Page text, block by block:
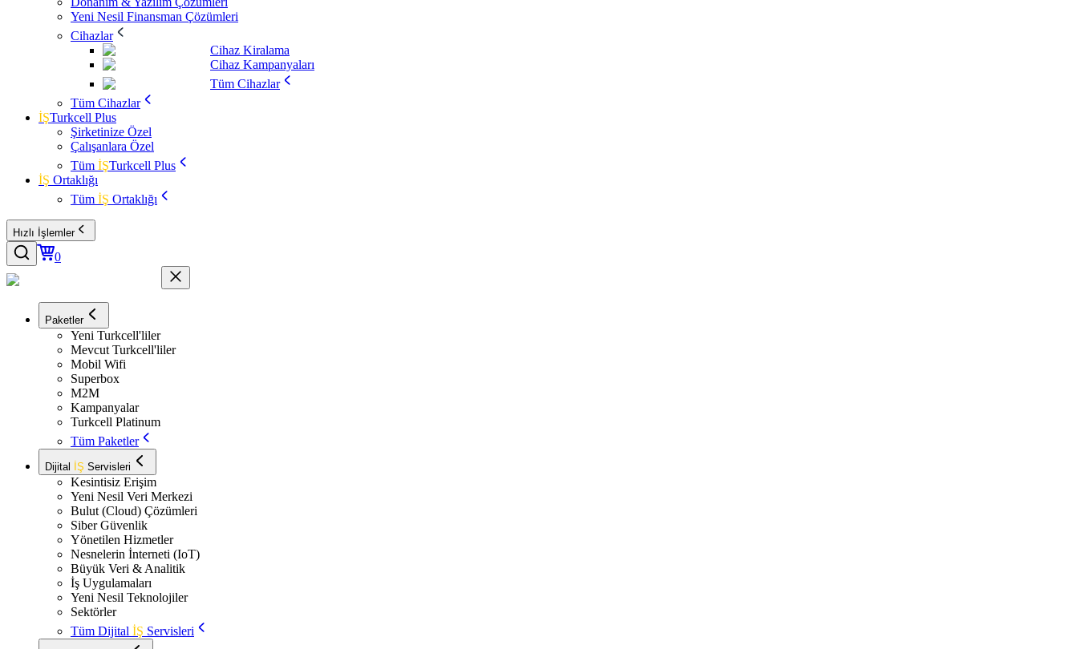
Yeni Nesil Finansman Çözümleri
Cihazlar
Cihaz Kiralama
Cihaz Kampanyaları
Tüm Cihazlar
Tüm Cihazlar
İŞTurkcell Plus
Şirketinize Özel
Çalışanlara Özel
Tüm İŞTurkcell Plus
İŞ Ortaklığı
Tüm İŞ Ortaklığı
Hızlı İşlemler
0
Paketler
Yeni Turkcell'liler
Mevcut Turkcell'liler
Mobil Wifi
Superbox
M2M
Kampanyalar
Turkcell Platinum
Tüm Paketler
Dijital İŞ Servisleri
Kesintisiz Erişim
Yeni Nesil Veri Merkezi
Bulut (Cloud) Çözümleri
Siber Güvenlik
Yönetilen Hizmetler
Nesnelerin İnterneti (IoT)
Büyük Veri & Analitik
İş Uygulamaları
Yeni Nesil Teknolojiler
Sektörler
Tüm Dijital İŞ Servisleri